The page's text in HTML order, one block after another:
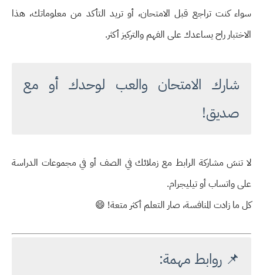
سواء كنت تراجع قبل الامتحان، أو تريد التأكد من معلوماتك، هذا
الاختبار راح يساعدك على الفهم والتركيز أكثر.
شارك الامتحان والعب لوحدك أو مع
صديق!
لا تنسَ مشاركة الرابط مع زملائك في الصف أو في مجموعات الدراسة
على واتساب أو تيليجرام.
كل ما زادت المنافسة، صار التعلم أكثر متعة! 😄
📌 روابط مهمة: